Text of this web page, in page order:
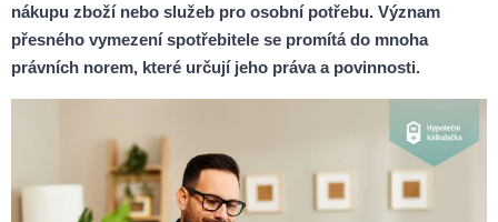
nákupu zboží nebo služeb pro osobní potřebu. Význam
přesného vymezení spotřebitele se promítá do mnoha
právních norem, které určují jeho práva a povinnosti.